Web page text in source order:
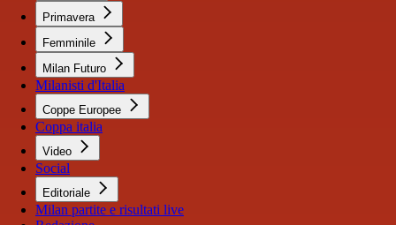
Primavera
Femminile
Milan Futuro
Milanisti d'Italia
Coppe Europee
Coppa italia
Video
Social
Editoriale
Milan partite e risultati live